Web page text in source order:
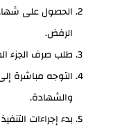
الحصول على
الرفض.
طلب صرف الجزء
التوجه مباشرة
والشهادة.
بدء إجراءات